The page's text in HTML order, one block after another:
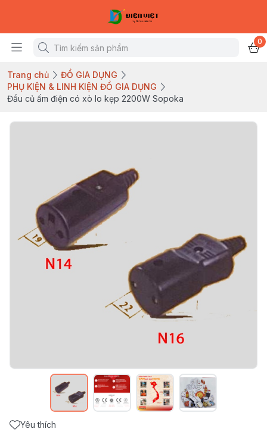
0
Trang chủ
ĐỒ GIA DỤNG
PHỤ KIỆN & LINH KIỆN ĐỒ GIA DỤNG
Đầu củ ấm điện có xò lo kẹp 2200W Sopoka
Yêu thích